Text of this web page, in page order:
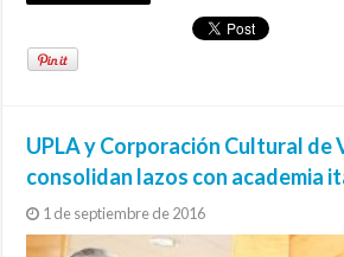
UPLA y Corporación Cultural de
consolidan lazos con academia
1 de septiembre de 2016